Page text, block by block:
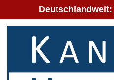
Deutschlandweit: